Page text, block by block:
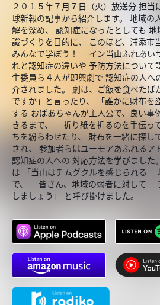
２０１５年７月７日（火）放送分 担当
球新報の記事から紹介します。 地域の
解を深め、 認知症になったとしても
識づくりを目的に、 このほど、浦添市
みんなで学ぼう！ イン当山ふれあい
れと認知症の違いや 予防方法について
生委員ら４人が即興劇で 認知症の人へ
介されました。 劇は、ご飯を食べたば
ですか」と言ったり、 「誰かに財布を
する おばあちゃんが主人公で、良い事
きるまで、 折り紙を折るのを手伝っ
ちを紛らわせたり、 財布を一緒に探し
され、 参加者らはユーモアあふれるア
認知症の人への 対応方法を学びました
は 「当山はチムグクルを感じられる
で、 皆さん、地域の弱者に対して
しましょう」 と呼び掛けました。